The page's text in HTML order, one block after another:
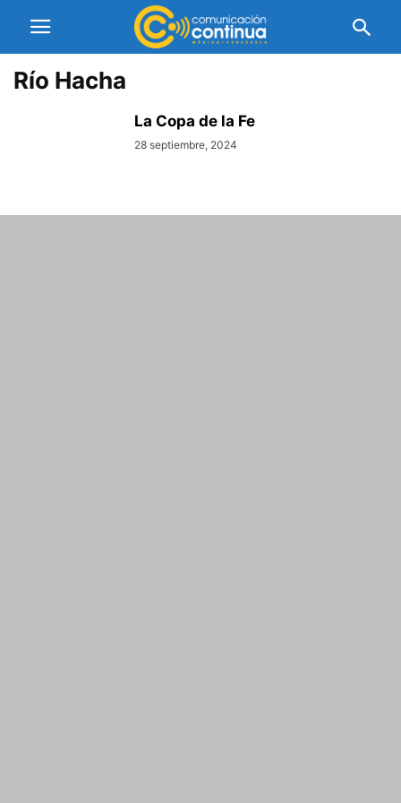
Río Hacha
La Copa de la Fe
28 septiembre, 2024